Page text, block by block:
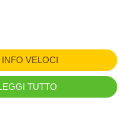
INFO VELOCI
TUTTO